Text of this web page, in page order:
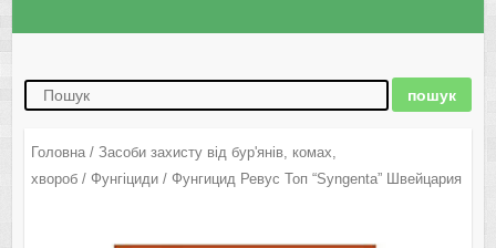
Головна/ Засоби захисту від бур'янів, комах,
хвороб/ Фунгіциди/ Фунгицид Ревус Топ “Syngenta” Швейцария